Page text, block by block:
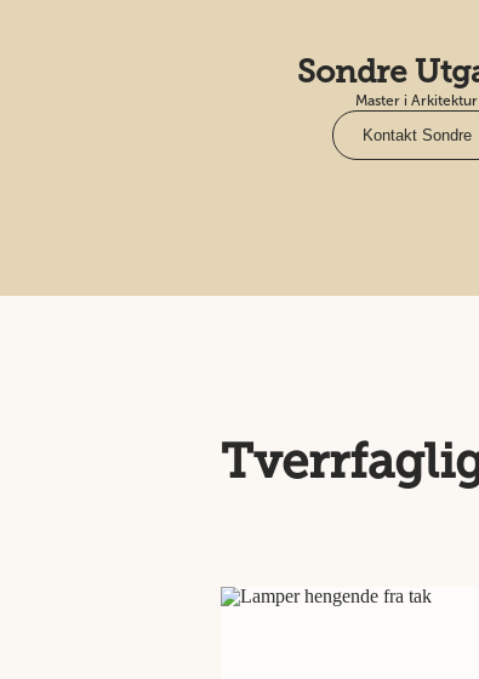
Sondre
Master i Arkitektur
Kontakt Sondre